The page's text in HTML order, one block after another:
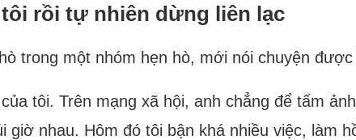
rồi tự nhiên dừng liên lạc
trong một nhóm hẹn hò, mới nói chuyện
tôi. Trên mạng xã hội, anh chẳng để tấm
giờ nhau. Hôm đó tôi bận khá nhiều việc, làm